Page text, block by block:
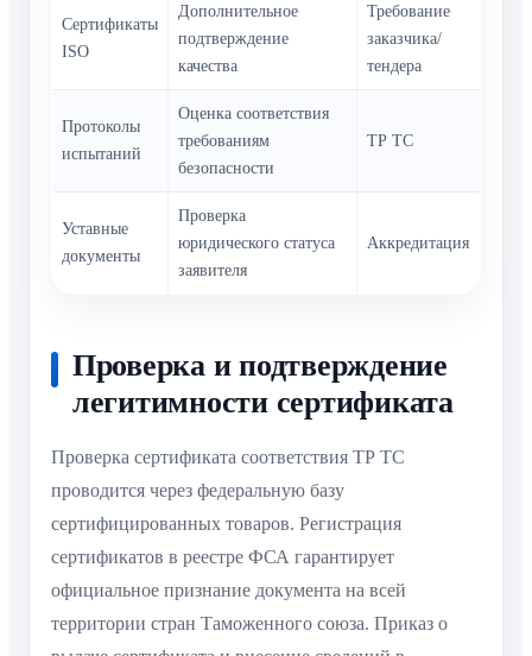
Сертификаты
ISO
Дополнительное
подтверждение
качества
Требование
заказчика/
тендера
Протоколы
испытаний
Оценка соответствия
требованиям
безопасности
ТР ТС
Уставные
документы
Проверка
юридического статуса
заявителя
Аккредитация
Проверка и подтверждение
легитимности сертификата
Проверка сертификата соответствия ТР ТС
проводится через федеральную базу
сертифицированных товаров. Регистрация
сертификатов в реестре ФСА гарантирует
официальное признание документа на всей
территории стран Таможенного союза. Приказ о